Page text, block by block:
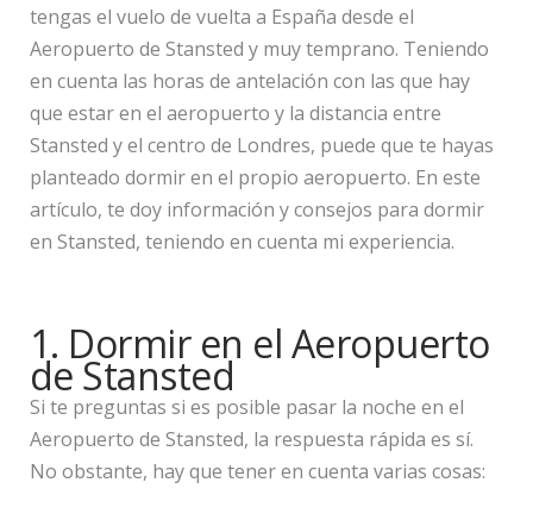
tengas el vuelo de vuelta a España desde el
Aeropuerto de Stansted y muy temprano. Teniendo
en cuenta las horas de antelación con las que hay
que estar en el aeropuerto y la distancia entre
Stansted y el centro de Londres, puede que te hayas
planteado dormir en el propio aeropuerto. En este
artículo, te doy información y consejos para dormir
en Stansted, teniendo en cuenta mi experiencia.
1. Dormir en el Aeropuerto
de Stansted
Si te preguntas si es posible pasar la noche en el
Aeropuerto de Stansted, la respuesta rápida es sí.
No obstante, hay que tener en cuenta varias cosas: